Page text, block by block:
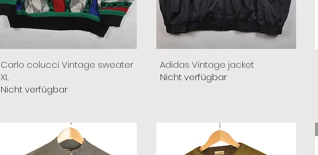
Carlo colucci Vintage sweater
XL
Nicht verfügbar
Adidas Vintage jacket
Nicht verfügbar